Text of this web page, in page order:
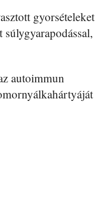
gyorsételeket
autoimmun